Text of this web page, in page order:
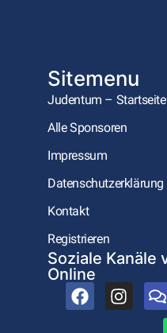
Sitemenu
Judentum – Startseite
Alle Sponsoren
Impressum
Datenschutzerklärung
Kontakt
Registrieren
Soziale Kanäle
Online